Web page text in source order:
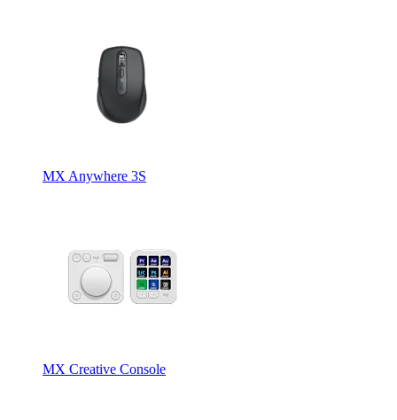
MX Anywhere 3S
MX Creative Console